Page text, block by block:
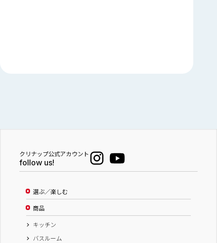
クリナップ公式アカウント
follow us!
選ぶ／楽しむ
商品
キッチン
バスルーム